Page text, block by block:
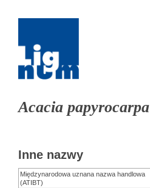
Acacia papyrocarpa
Inne nazwy
Międzynarodowa uznana nazwa handlowa
(ATIBT)